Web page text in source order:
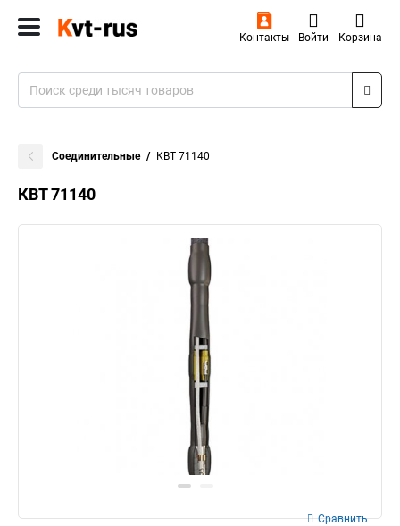
Контакты Войти Корзина
Соединительные КВТ 71140
КВТ 71140
Сравнить